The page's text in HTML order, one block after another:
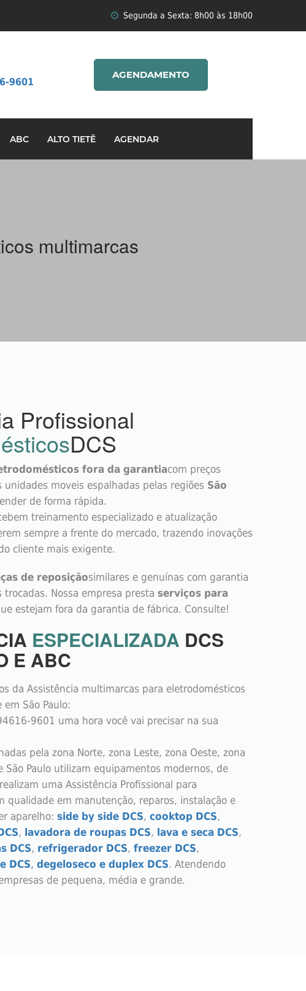
Segunda a Sexta: 8h00 às 18h00
9601
AGENDAMENTO
ABC ALTO TIETÊ AGENDAR
multimarcas
Profissional
DCS
fora da garantiacom preços
moveis espalhadas pelas regiões São
de forma rápida.
treinamento especializado e atualização
sempre a frente do mercado, trazendo inovações
cliente mais exigente.
de reposiçãosimilares e genuínas com garantia
trocadas. Nossa empresa presta serviços para
estejam fora da garantia de fábrica. Consulte!
ESPECIALIZADA DCS
E ABC
da Assistência multimarcas para eletrodomésticos
em São Paulo:
9601 uma hora você vai precisar na sua
pela zona Norte, zona Leste, zona Oeste, zona
São Paulo utilizam equipamentos modernos, de
uma Assistência Profissional para
qualidade em manutenção, reparos, instalação e
aparelho: side by side DCS, cooktop DCS,
, lavadora de roupas DCS, lava e seca DCS,
DCS, refrigerador DCS, freezer DCS,
DCS, degeloseco e duplex DCS. Atendendo
de pequena, média e grande.